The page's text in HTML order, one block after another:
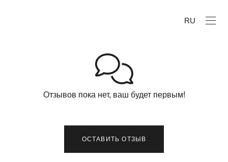
RU
Отзывов пока нет, ваш будет первым!
ОСТАВИТЬ ОТЗЫВ